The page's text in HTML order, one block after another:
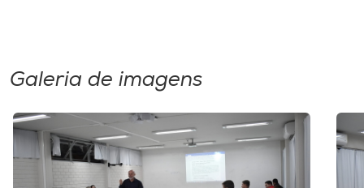
Galeria de imagens